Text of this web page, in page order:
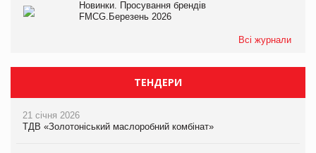
Новинки. Просування брендів
FMCG.Березень 2026
Всі журнали
ТЕНДЕРИ
21 січня 2026
ТДВ «Золотоніський маслоробний комбінат»